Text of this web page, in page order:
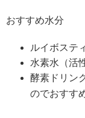
おすすめ水分
ルイボステ
水素水（活
酵素ドリン
のでおすす